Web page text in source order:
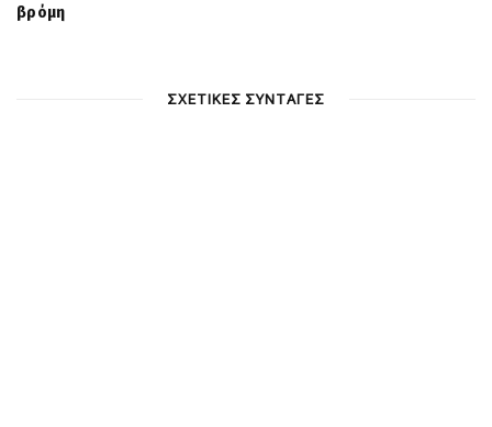
βρόμη
ΣΧΕΤΙΚΕΣ ΣΥΝΤΑΓΕΣ